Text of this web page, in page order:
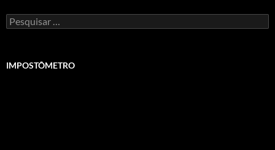
Pesquisar
por:
IMPOSTÔMETRO